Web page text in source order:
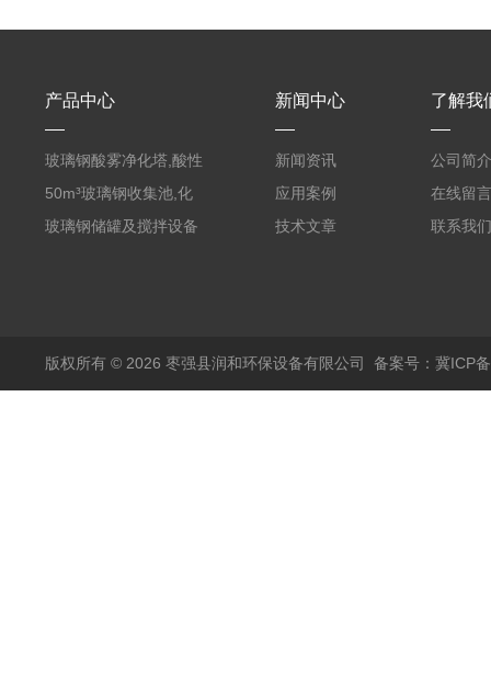
产品中心
玻璃钢酸雾净化塔,酸性
废气洗涤塔处理工艺
50m³玻璃钢收集池,化
粪罐
玻璃钢储罐及搅拌设备
新闻中心
新闻资讯
应用案例
技术文章
了解我
公司简介
在线留言
联系我们
版权所有 © 2026 枣强县润和环保设备有限公司 备案号：冀ICP